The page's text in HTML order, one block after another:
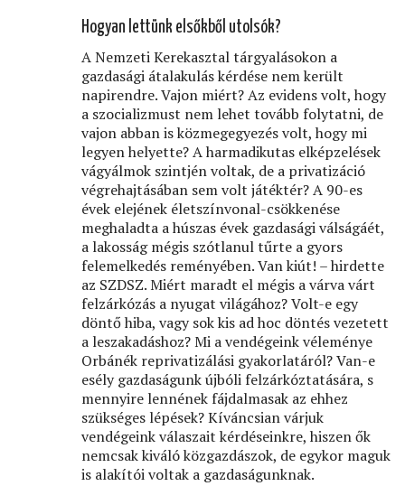
Hogyan lettünk elsőkből utolsók?
A Nemzeti Kerekasztal tárgyalásokon a
gazdasági átalakulás kérdése nem került
napirendre. Vajon miért? Az evidens volt, hogy
a szocializmust nem lehet tovább folytatni, de
vajon abban is közmegegyezés volt, hogy mi
legyen helyette? A harmadikutas elképzelések
vágyálmok szintjén voltak, de a privatizáció
végrehajtásában sem volt játéktér? A 90-es
évek elejének életszínvonal-csökkenése
meghaladta a húszas évek gazdasági válságáét,
a lakosság mégis szótlanul tűrte a gyors
felemelkedés reményében. Van kiút! – hirdette
az SZDSZ. Miért maradt el mégis a várva várt
felzárkózás a nyugat világához? Volt-e egy
döntő hiba, vagy sok kis ad hoc döntés vezetett
a leszakadáshoz? Mi a vendégeink véleménye
Orbánék reprivatizálási gyakorlatáról? Van-e
esély gazdaságunk újbóli felzárkóztatására, s
mennyire lennének fájdalmasak az ehhez
szükséges lépések? Kíváncsian várjuk
vendégeink válaszait kérdéseinkre, hiszen ők
nemcsak kiváló közgazdászok, de egykor maguk
is alakítói voltak a gazdaságunknak.